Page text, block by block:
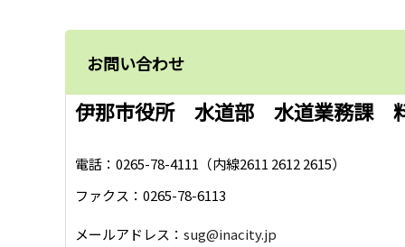
お問い合わせ
伊那市役所 水道部 水道業務課
電話：0265-78-4111（内線2611 2612 2615）
ファクス：0265-78-6113
メールアドレス： sug@inacity.jp